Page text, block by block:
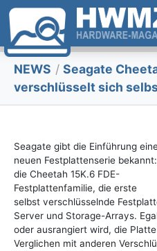
NEWS / Seagate
verschlüsselt sich
Seagate gibt die Einführung
neuen Festplattenserie bekannt:
die Cheetah 15K.6 FDE-
Festplattenfamilie, die erste
selbst verschlüsselnde
Server und Storage-Arrays.
oder ausrangiert wird, die
Verglichen mit anderen